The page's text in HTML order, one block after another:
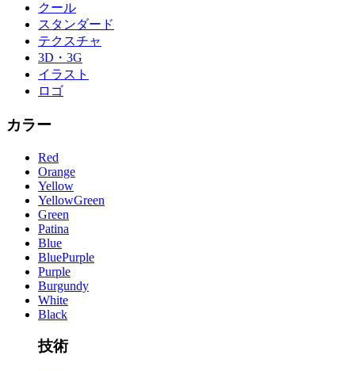
クール
スタンダード
テクスチャ
3D・3G
イラスト
ロゴ
カラー
Red
Orange
Yellow
YellowGreen
Green
Patina
Blue
BluePurple
Purple
Burgundy
White
Black
技術